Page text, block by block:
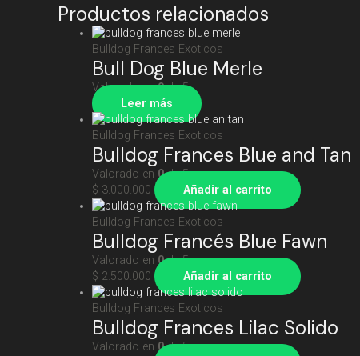
Productos relacionados
Bulldog Frances Exoticos
Bull Dog Blue Merle
Valorado en0de 5
Leer más
Bulldog Frances Exoticos
Bulldog Frances Blue and Tan
Valorado en 0de 5
$ 3.000.000 Añadir al carrito
Bulldog Frances Exoticos
Bulldog Francés Blue Fawn
Valorado en 0de 5
$ 2.500.000 Añadir al carrito
Bulldog Frances Exoticos
Bulldog Frances Lilac Solido
Valorado en 0de 5